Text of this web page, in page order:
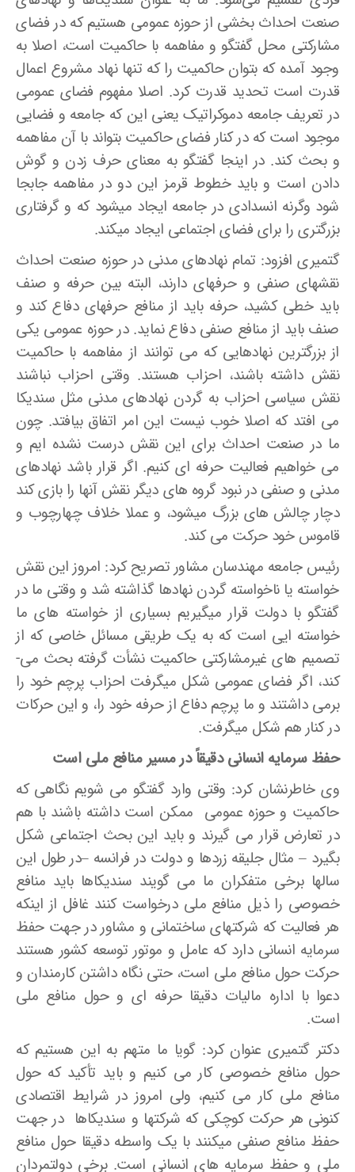
صنعت احداث بخشی از حوزه عمومی هستیم که در فضای
مشارکتی محل گفتگو و مفاهمه با حاکمیت است، اصلا به
وجود آمده که بتوان حاکمیت را که تنها نهاد مشروع اعمال
قدرت است تحدید قدرت کرد. اصلا مفهوم فضای عمومی
در تعریف جامعه دموکراتیک یعنی این که جامعه و فضایی
موجود است که در کنار فضای حاکمیت بتواند با آن مفاهمه
و بحث کند. در اینجا گفتگو به معنای حرف زدن و گوش
دادن است و باید خطوط قرمز این دو در مفاهمه جابجا
شود وگرنه انسدادی در جامعه ایجاد می­شود که و گرفتاری
بزرگتری را برای فضای اجتماعی ایجاد می­کند.
گتمیری افزود: تمام نهادهای مدنی در حوزه صنعت احداث
نقش­های صنفی و حرفه­ای دارند، البته بین حرفه و صنف
باید خطی کشید، حرفه باید از منافع حرفه­ای دفاع کند و
صنف باید از منافع صنفی دفاع نماید. در حوزه عمومی یکی
از بزرگترین نهادهایی که می­ توانند از مفاهمه با حاکمیت
نقش داشته باشند، احزاب هستند. وقتی احزاب نباشند
نقش سیاسی احزاب به گردن نهادهای مدنی مثل سندیکا
می­ افتد که اصلا خوب نیست این امر اتفاق بیافتد. چون
ما در صنعت احداث برای این نقش درست نشده ­ایم و
می­ خواهیم فعالیت حرفه­ ای کنیم. اگر قرار باشد نهادهای
مدنی و صنفی در نبود گروه­ های دیگر نقش آنها را بازی کند
دچار چالش­ های بزرگ می­شود، و عملا خلاف چهارچوب و
قاموس خود حرکت می ­کند.
رئیس جامعه مهندسان مشاور تصریح کرد: امروز این نقش
خواسته یا ناخواسته گردن نهادها گذاشته شد و وقتی ما در
گفتگو با دولت قرار می­گیریم بسیاری از خواسته ­های ما
خواست­ه ایی است که به یک طریقی مسائل خاصی که از
تصمیم های غیرمشارکتی حاکمیت نشأت گرفته بحث می­
کند، اگر فضای عمومی شکل می­گرفت احزاب پرچم خود را
برمی­ داشتند و ما پرچم دفاع از حرفه خود را، و این حرکات
در کنار هم شکل می­گرفت.
حفظ سرمایه انسانی دقیقاً در مسیر منافع ملی است
وی خاطرنشان کرد: وقتی وارد گفتگو می­ شویم نگاهی که
حاکمیت و حوزه عمومی ممکن است داشته باشند با هم
در تعارض قرار می­ گیرند و باید این بحث اجتماعی شکل
بگیرد – مثال جلیقه زردها و دولت در فرانسه –در طول این
سال­ها برخی متفکران ما می گویند سندیکاها باید منافع
خصوصی را ذیل منافع ملی درخواست کنند غافل از اینکه
هر فعالیت که شرکتهای ساختمانی و مشاور در جهت حفظ
سرمایه انسانی دارد که عامل و موتور توسعه کشور هستند
حرکت حول منافع ملی است، حتی نگاه داشتن کارمندان و
دعوا با اداره مالیات دقیقا حرفه­ ای و حول منافع ملی
است.
دکتر گتمیری عنوان کرد: گویا ما متهم به این هستیم که
حول منافع خصوصی کار می­ کنیم و باید تأکید که حول
منافع ملی کار می­ کنیم، ولی امروز در شرایط اقتصادی
کنونی هر حرکت کوچکی که شرکتها و سندیکاها در جهت
حفظ منافع صنفی می­کنند با یک واسطه دقیقا حول منافع
ملی و حفظ سرمایه­ های انسانی است. برخی دولتمردان